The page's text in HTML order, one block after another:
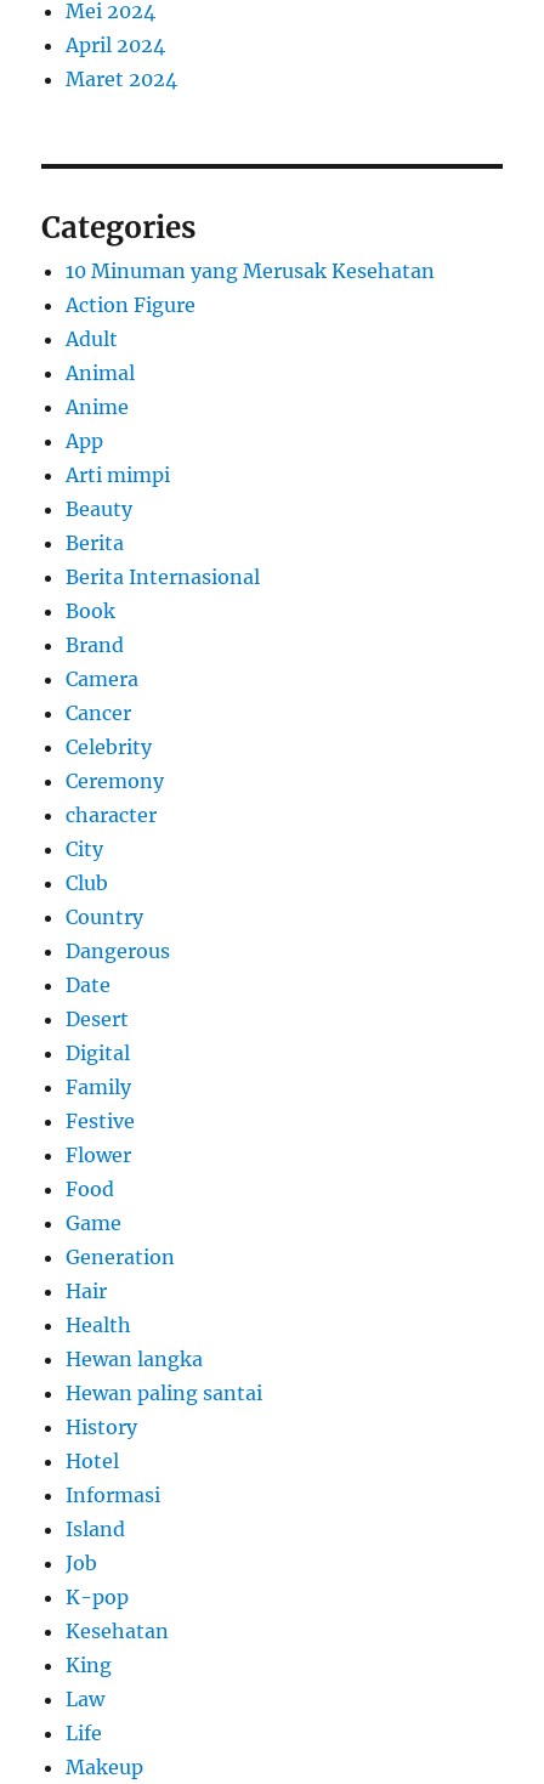
Mei 2024
April 2024
Maret 2024
Categories
10 Minuman yang Merusak Kesehatan
Action Figure
Adult
Animal
Anime
App
Arti mimpi
Beauty
Berita
Berita Internasional
Book
Brand
Camera
Cancer
Celebrity
Ceremony
character
City
Club
Country
Dangerous
Date
Desert
Digital
Family
Festive
Flower
Food
Game
Generation
Hair
Health
Hewan langka
Hewan paling santai
History
Hotel
Informasi
Island
Job
K-pop
Kesehatan
King
Law
Life
Makeup